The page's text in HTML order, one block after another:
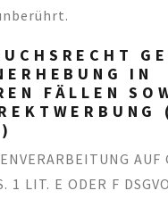
IN
FÄLLEN
AUF
1 LIT. E ODER F